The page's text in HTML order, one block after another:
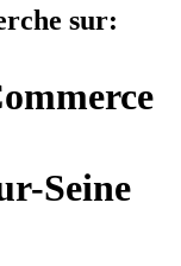
sur:
Seine